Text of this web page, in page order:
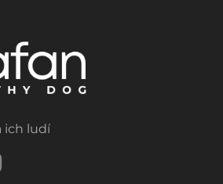
ich ludí